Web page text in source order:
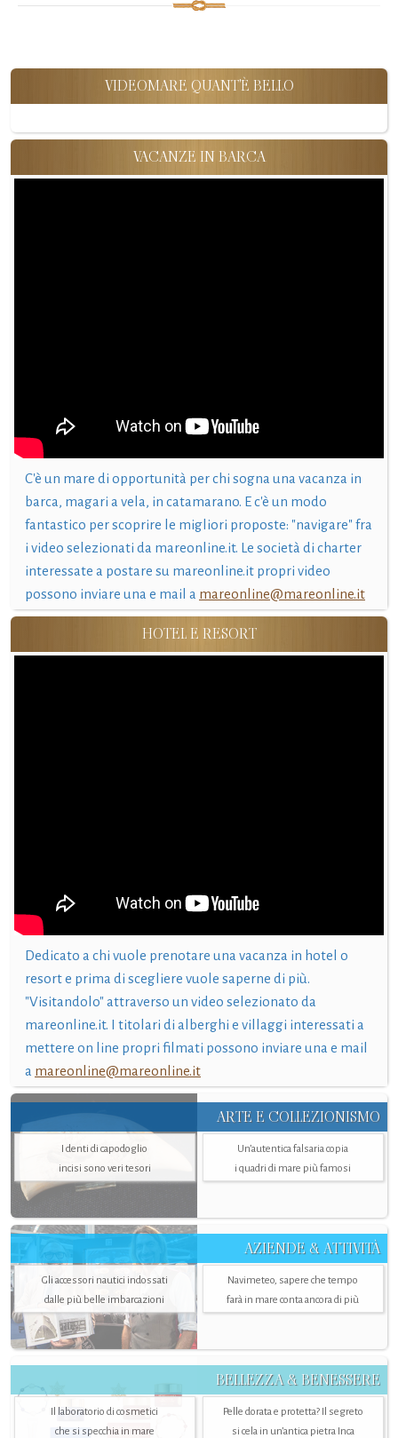
VIDEOMARE QUANT'È BELLO
VACANZE IN BARCA
C'è un mare di opportunità per chi sogna una vacanza in
barca, magari a vela, in catamarano. E c'è un modo
fantastico per scoprire le migliori proposte: "navigare" fra
i video selezionati da mareonline.it. Le società di charter
interessate a postare su mareonline.it propri video
possono inviare una e mail a mareonline@mareonline.it
HOTEL E RESORT
Dedicato a chi vuole prenotare una vacanza in hotel o
resort e prima di scegliere vuole saperne di più.
"Visitandolo" attraverso un video selezionato da
mareonline.it. I titolari di alberghi e villaggi interessati a
mettere on line propri filmati possono inviare una e mail
a mareonline@mareonline.it
ARTE E COLLEZIONISMO
I denti di capodoglio
incisi sono veri tesori
Un’autentica falsaria copia
i quadri di mare più famosi
AZIENDE & ATTIVITÀ
Gli accessori nautici indossati
dalle più belle imbarcazioni
Navimeteo, sapere che tempo
farà in mare conta ancora di più
BELLEZZA & BENESSERE
Il laboratorio di cosmetici
che si specchia in mare
Pelle dorata e protetta? Il segreto
si cela in un’antica pietra Inca